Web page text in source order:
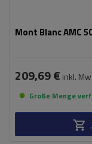
Mont Blanc AMC
209,69 € inkl.
Große Menge